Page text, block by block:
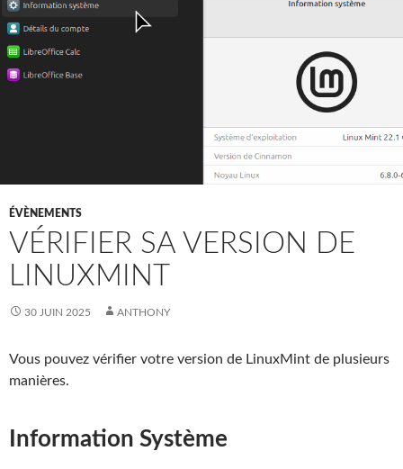
ÉVÈNEMENTS
VÉRIFIER SA VERSION DE
LINUXMINT
30 JUIN 2025 ANTHONY
Vous pouvez vérifier votre version de LinuxMint de plusieurs
manières.
Information Système